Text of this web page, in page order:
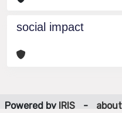
social impact
Powered by IRIS -